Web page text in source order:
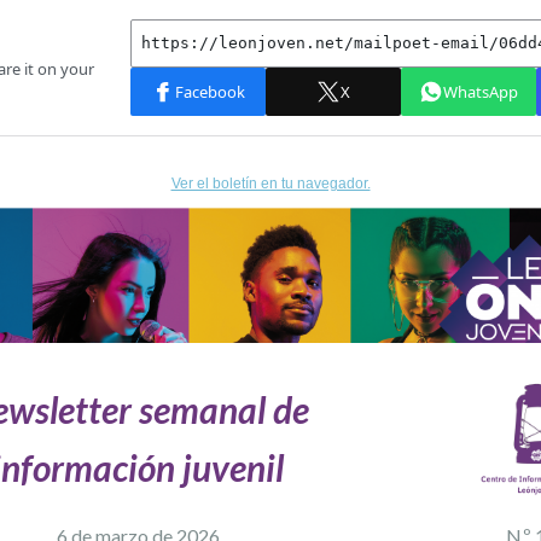
Ver el boletín en tu navegador.
semanal de
juvenil
6 de marzo de 2026 N.º